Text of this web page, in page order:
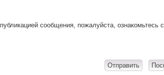
сообщения, пожалуйста, ознакомьтесь с